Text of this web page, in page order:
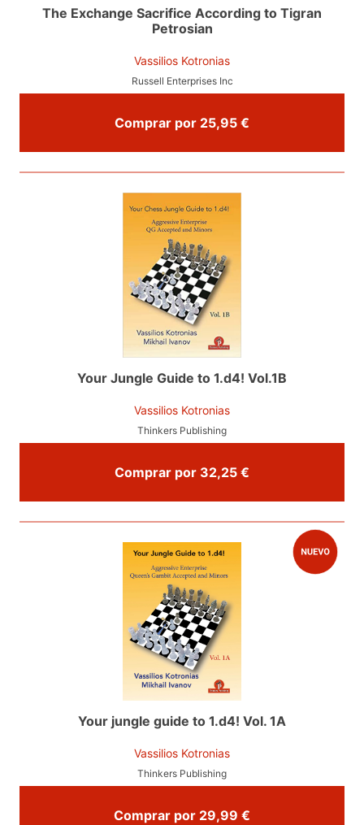
The Exchange Sacrifice According to Tigran
Petrosian
Vassilios Kotronias
Russell Enterprises Inc
Comprar por 25,95 €
Your Jungle Guide to 1.d4! Vol.1B
Vassilios Kotronias
Thinkers Publishing
Comprar por 32,25 €
Your jungle guide to 1.d4! Vol. 1A
Vassilios Kotronias
Thinkers Publishing
Comprar por 29,99 €